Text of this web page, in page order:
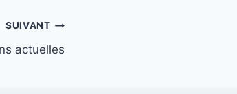
SUIVANT
actuelles